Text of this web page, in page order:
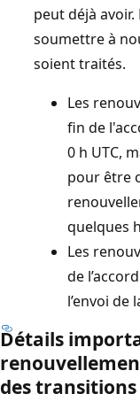
peut déjà
soumettre à
soient traités.
Les
fin de
0 h UTC,
pour être
quelques
Les
de
l’envoi de
Détails
des transitions